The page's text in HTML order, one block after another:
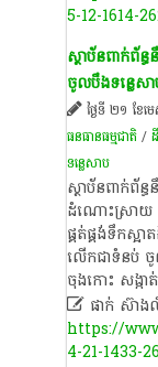
5-12-1614-
ស្ថាប័នពាក់ព័ន្
ចូលបឹងទន្លេសា
ថ្ងៃទី ២១ ខែ
ធនធានធម្មជាតិ/
ទន្លេសាប
ស្ថាប័នពាក់ព័ន្ធ
ដំណោះស្រាយ
ផ្គត់ផ្គង់ទឹកស្អ
លើកជាទំនប់ ចូ
ចុងកោះ សង្កា
ផាក់ ស៊ាង
https://
4-21-1433-